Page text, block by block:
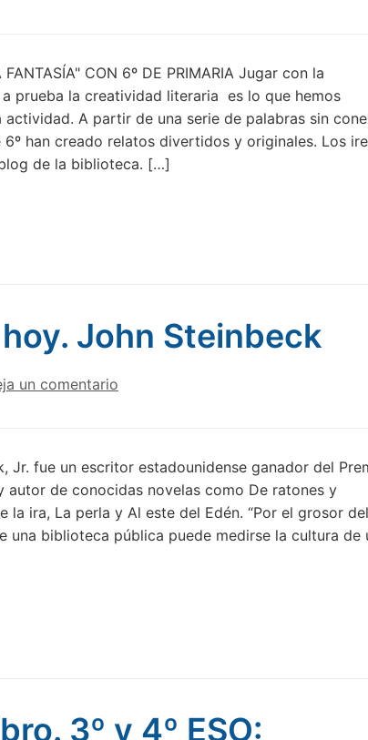
CON 6º DE PRIMARIA Jugar con la
prueba la creatividad literaria es lo que hemos
A partir de una serie de palabras sin
6º han creado relatos divertidos y originales. Los
de la biblioteca. […]
John Steinbeck
un comentario
Jr. fue un escritor estadounidense ganador del
autor de conocidas novelas como De ratones y
la ira, La perla y Al este del Edén. “Por el grosor del
una biblioteca pública puede medirse la cultura de
3º y 4º ESO: